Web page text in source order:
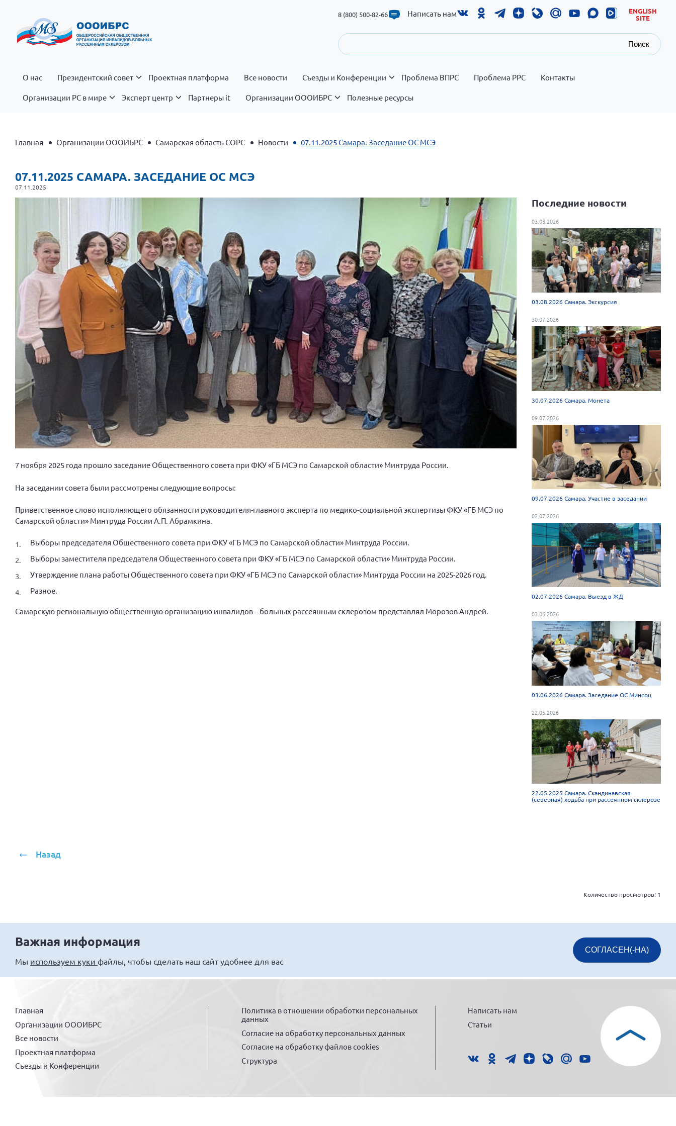
8 (800) 500-82-66 Написать нам
ENGLISH
SITE
Поиск
О нас Президентский совет Проектная платформа Все новости Съезды и Конференции Проблема ВПРС Проблема РРС Контакты
Организации РС в мире Эксперт центр Партнеры it Организации ОООИБРС Полезные ресурсы
Главная Организации ОООИБРС Самарская область СОРС Новости 07.11.2025 Самара. Заседание ОС МСЭ
07.11.2025 САМАРА. ЗАСЕДАНИЕ ОС МСЭ
07.11.2025
7 ноября 2025 года прошло заседание Общественного совета при ФКУ «ГБ МСЭ по Самарской области» Минтруда России.
На заседании совета были рассмотрены следующие вопросы:
Приветственное слово исполняющего обязанности руководителя-главного эксперта по медико-социальной экспертизы ФКУ «ГБ МСЭ по
Самарской области» Минтруда России А.П. Абрамкина.
Выборы председателя Общественного совета при ФКУ «ГБ МСЭ по Самарской области» Минтруда России.
Выборы заместителя председателя Общественного совета при ФКУ «ГБ МСЭ по Самарской области» Минтруда России.
Утверждение плана работы Общественного совета при ФКУ «ГБ МСЭ по Самарской области» Минтруда России на 2025-2026 год.
Разное.
Самарскую региональную общественную организацию инвалидов – больных рассеянным склерозом представлял Морозов Андрей.
Последние новости
03.08.2026
03.08.2026 Самара. Экскурсия
30.07.2026
30.07.2026 Самара. Монета
09.07.2026
09.07.2026 Самара. Участие в заседании
02.07.2026
02.07.2026 Самара. Выезд в ЖД
03.06.2026
03.06.2026 Самара. Заседание ОС Минсоц
22.05.2026
22.05.2025 Самара. Скандинавская
(северная) ходьба при рассеянном склерозе
Назад
Количество просмотров: 1
Важная информация
Мы используем куки файлы, чтобы сделать наш сайт удобнее для вас
СОГЛАСЕН(-НА)
Главная
Организации ОООИБРС
Все новости
Проектная платформа
Съезды и Конференции
Политика в отношении обработки персональных
данных
Согласие на обработку персональных данных
Согласие на обработку файлов cookies
Структура
Написать нам
Статьи